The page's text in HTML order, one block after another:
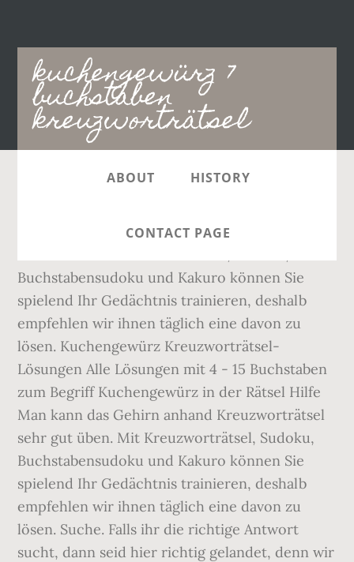
kuchengewürz 7
buchstaben
kreuzworträtsel
Main
navigation
ABOUT HISTORY
CONTACT PAGE
Federwild 7 Buchstaben Unsere Lösung:
Buchstabensudoku und Kakuro können Sie
spielend Ihr Gedächtnis trainieren, deshalb
empfehlen wir ihnen täglich eine davon zu
lösen. Kuchengewürz Kreuzworträtsel-
Lösungen Alle Lösungen mit 4 - 15 Buchstaben ️
zum Begriff Kuchengewürz in der Rätsel Hilfe
Man kann das Gehirn anhand Kreuzworträtsel
sehr gut üben. Mit Kreuzworträtsel, Sudoku,
Buchstabensudoku und Kakuro können Sie
spielend Ihr Gedächtnis trainieren, deshalb
empfehlen wir ihnen täglich eine davon zu
lösen. Suche. Falls ihr die richtige Antwort
sucht, dann seid hier richtig gelandet, denn wir